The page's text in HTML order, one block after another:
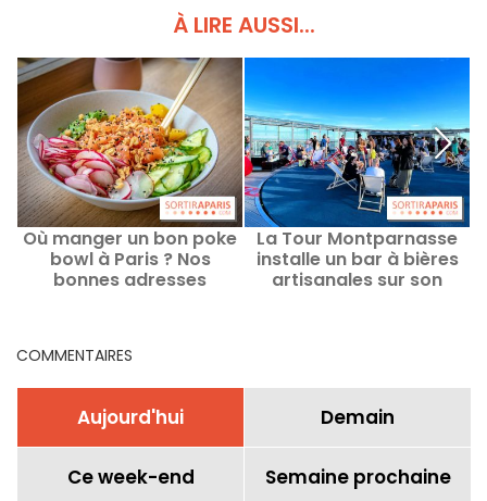
À LIRE AUSSI...
Où manger un bon poke
bowl à Paris ? Nos
bonnes adresses
La Tour Montparnasse
installe un bar à bières
artisanales sur son
COMMENTAIRES
Aujourd'hui Demain
Ce week-end Semaine prochaine